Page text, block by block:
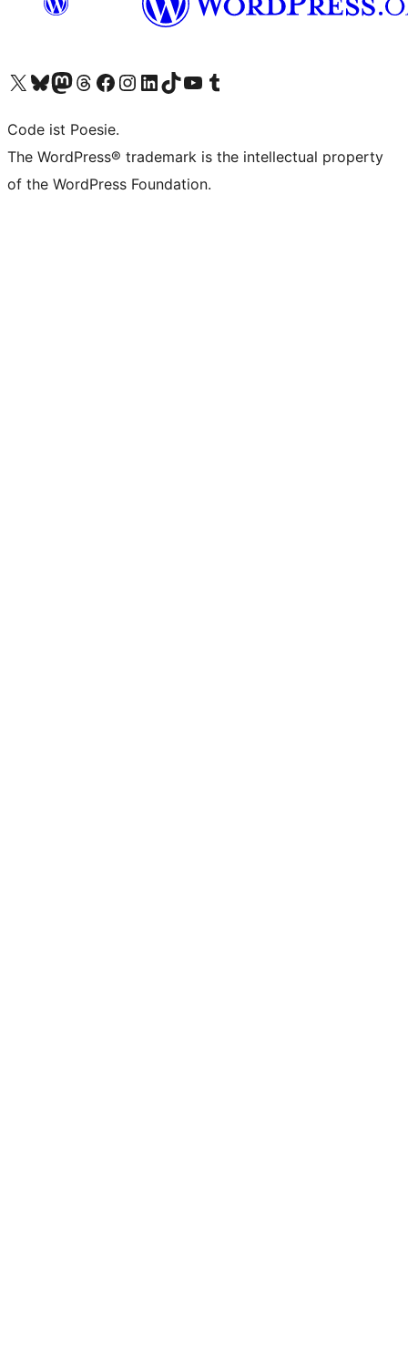
Unser X-Konto (früher Twitter) besuchen
Unser Bluesky-Konto besuchen
Unser Mastodon-Konto besuchen
Unser Threads-Konto besuchen
Unsere Facebook-Seite besuchen
Unser Instagram-Konto besuchen
Unser LinkedIn-Konto besuchen
Unser TikTok-Konto besuchen
Unseren YouTube-Kanal besuchen
Unser Tumblr-Konto besuchen
Code ist Poesie.
The WordPress® trademark is the intellectual property
of the WordPress Foundation.